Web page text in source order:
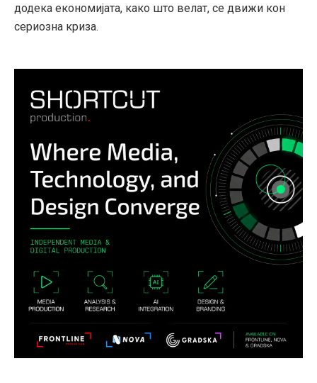
додека економијата, како што велат, се движи кон
сериозна криза.